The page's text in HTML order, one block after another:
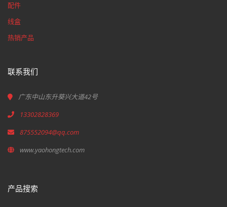
配件
线盒
热销产品
联系我们
广东中山东升葵兴大道42号
13302828369
875552094@qq.com
www.yaohongtech.com
产品搜索